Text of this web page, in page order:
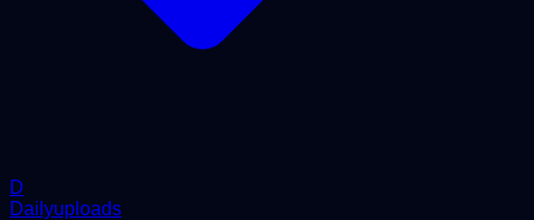
D
Dailyuploads